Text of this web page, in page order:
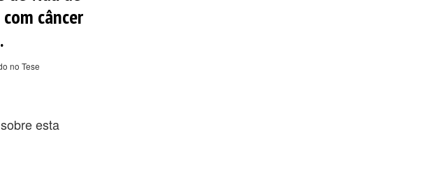
câncer
no Tese
esta